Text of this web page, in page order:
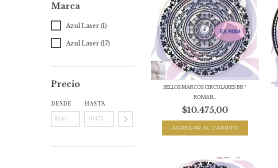
Marca
Azul Laser (1)
Azul Laser (17)
Precio
DESDE HASTA
SELLOS MARCOS CIRCULARES BR "
ROMAN...
$10.475,00